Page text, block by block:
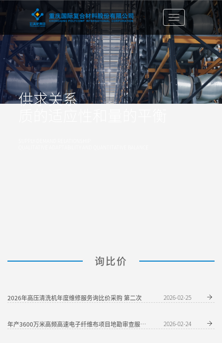
切
换
导
航
栏
供求关系
询比价
2026年高压清洗机年度维修服务询比价采购 第二次 2026-02-25
年产3600万米高频高速电子纤维布项目地勘审查服务（第二次） 2026-02-24